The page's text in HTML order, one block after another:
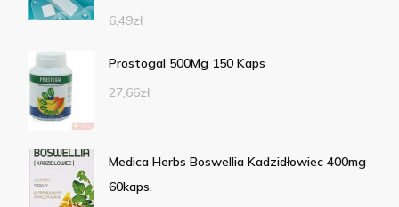
6,49zł
Prostogal 500Mg 150 Kaps
27,66zł
Medica Herbs Boswellia Kadzidłowiec 400mg
60kaps.